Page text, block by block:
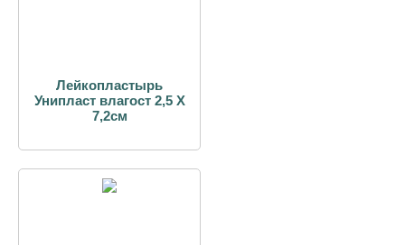
Лейкопластырь
Унипласт влагост 2,5 Х
7,2см